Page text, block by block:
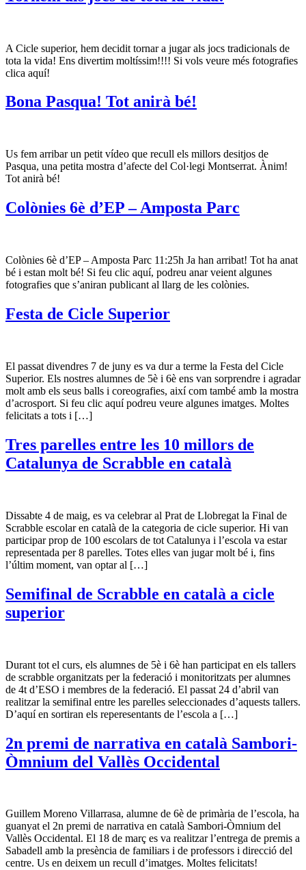
A Cicle superior, hem decidit tornar a jugar als jocs tradicionals de
tota la vida! Ens divertim moltíssim!!!! Si vols veure més fotografies
clica aquí!
Bona Pasqua! Tot anirà bé!
Us fem arribar un petit vídeo que recull els millors desitjos de
Pasqua, una petita mostra d’afecte del Col·legi Montserrat. Ànim!
Tot anirà bé!
Colònies 6è d’EP – Amposta Parc
Colònies 6è d’EP – Amposta Parc 11:25h Ja han arribat! Tot ha anat
bé i estan molt bé! Si feu clic aquí, podreu anar veient algunes
fotografies que s’aniran publicant al llarg de les colònies.
Festa de Cicle Superior
El passat divendres 7 de juny es va dur a terme la Festa del Cicle
Superior. Els nostres alumnes de 5è i 6è ens van sorprendre i agradar
molt amb els seus balls i coreografies, així com també amb la mostra
d’acrosport. Si feu clic aquí podreu veure algunes imatges. Moltes
felicitats a tots i […]
Tres parelles entre les 10 millors de
Catalunya de Scrabble en català
Dissabte 4 de maig, es va celebrar al Prat de Llobregat la Final de
Scrabble escolar en català de la categoria de cicle superior. Hi van
participar prop de 100 escolars de tot Catalunya i l’escola va estar
representada per 8 parelles. Totes elles van jugar molt bé i, fins
l’últim moment, van optar al […]
Semifinal de Scrabble en català a cicle
superior
Durant tot el curs, els alumnes de 5è i 6è han participat en els tallers
de scrabble organitzats per la federació i monitoritzats per alumnes
de 4t d’ESO i membres de la federació. El passat 24 d’abril van
realitzar la semifinal entre les parelles seleccionades d’aquests tallers.
D’aquí en sortiran els reperesentants de l’escola a […]
2n premi de narrativa en català Sambori-
Òmnium del Vallès Occidental
Guillem Moreno Villarrasa, alumne de 6è de primària de l’escola, ha
guanyat el 2n premi de narrativa en català Sambori-Òmnium del
Vallès Occidental. El 18 de març es va realitzar l’entrega de premis a
Sabadell amb la presència de familiars i de professors i direcció del
centre. Us en deixem un recull d’imatges. Moltes felicitats!